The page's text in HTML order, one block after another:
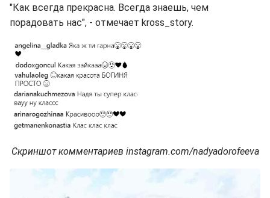
"Как всегда прекрасна. Всегда знаешь, чем
порадовать нас", - отмечает kross_story.
Скриншот комментариев instagram.com/nadyadorofeeva